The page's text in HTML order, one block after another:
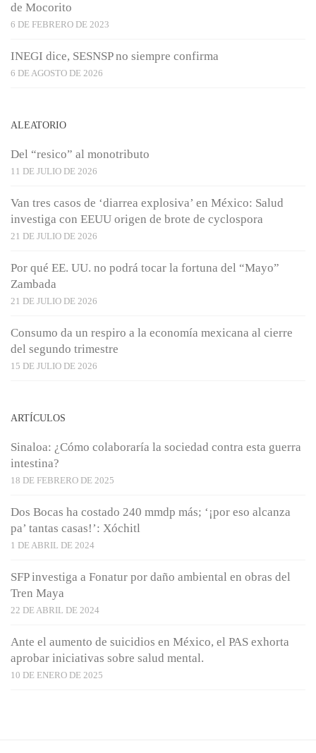
de Mocorito
6 DE FEBRERO DE 2023
INEGI dice, SESNSP no siempre confirma
6 DE AGOSTO DE 2026
ALEATORIO
Del “resico” al monotributo
11 DE JULIO DE 2026
Van tres casos de ‘diarrea explosiva’ en México: Salud
investiga con EEUU origen de brote de cyclospora
21 DE JULIO DE 2026
Por qué EE. UU. no podrá tocar la fortuna del “Mayo”
Zambada
21 DE JULIO DE 2026
Consumo da un respiro a la economía mexicana al cierre
del segundo trimestre
15 DE JULIO DE 2026
ARTÍCULOS
Sinaloa: ¿Cómo colaboraría la sociedad contra esta guerra
intestina?
18 DE FEBRERO DE 2025
Dos Bocas ha costado 240 mmdp más; ‘¡por eso alcanza
pa’ tantas casas!’: Xóchitl
1 DE ABRIL DE 2024
SFP investiga a Fonatur por daño ambiental en obras del
Tren Maya
22 DE ABRIL DE 2024
Ante el aumento de suicidios en México, el PAS exhorta
aprobar iniciativas sobre salud mental.
10 DE ENERO DE 2025